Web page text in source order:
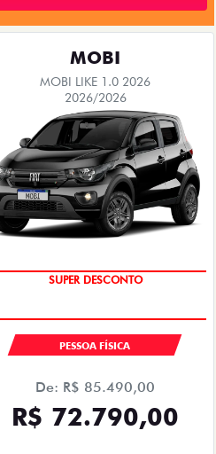
MOBI
MOBI LIKE 1.0 2026
2026/2026
PESSOA FÍSICA
De: R$ 85.490,00
R$ 72.790,00